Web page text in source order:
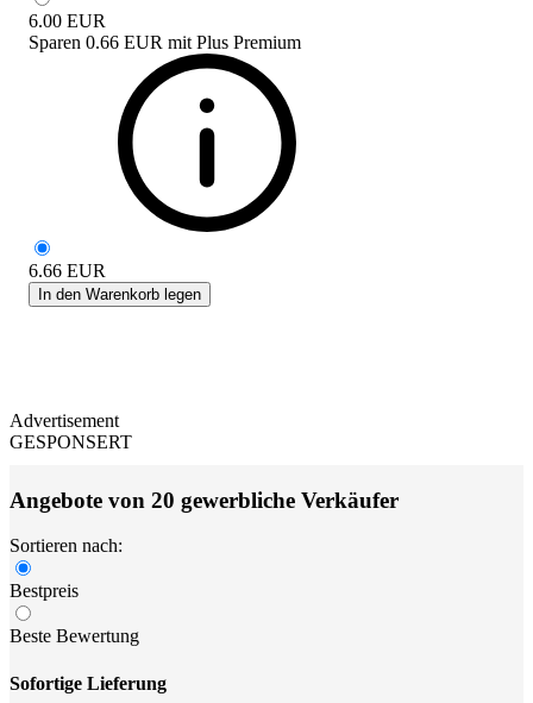
6.00 EUR
Sparen 0.66 EUR mit Plus Premium
6.66 EUR
In den Warenkorb legen
Advertisement
GESPONSERT
Angebote von 20 gewerbliche Verkäufer
Sortieren nach:
Bestpreis
Beste Bewertung
Sofortige Lieferung